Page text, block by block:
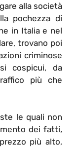
alla società
pochezza di
in Italia e nel
trovano poi
criminose
cospicui, da
più che
le quali non
dei fatti,
più alto,